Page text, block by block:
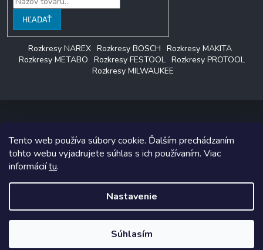
Tento web používa súbory cookie. Ďalším prechádzaním
tohto webu vyjadrujete súhlas s ich používaním. Viac
informáciítu.
Nastavenie
Súhlasím
HĽADAŤ
Rozkresy NAREX Rozkresy BOSCH Rozkresy MAKITA
Rozkresy METABO Rozkresy FESTOOL Rozkresy PROTOOL
Rozkresy MILWAUKEE
Copyright 2026LAGON SERVIS. Všetky práva vyhradené.
Grafický návrh vytvoril a na Shoptet implementoval
Shoptetak.cz.
Vytvoril Shoptet